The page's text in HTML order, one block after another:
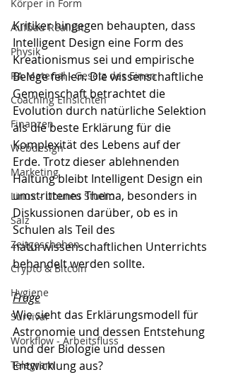
Körper in Form
Aufbau Realität
Physik
RA Material - Gesetz des Einen
Coaching Einsichten
Finanzen
Webdesign
Marketing
Linux - Ubuntu Studio
Salz
Zeitgeschehen
Crypto & Bitcoin
Hygiene
Survival
Workflow - Arbeitsfluss
Telegram
Kritiker hingegen behaupten, dass
Intelligent Design eine Form des
Kreationismus sei und empirische
Belege fehlen. Die wissenschaftliche
Gemeinschaft betrachtet die
Evolution durch natürliche Selektion
als die beste Erklärung für die
Komplexität des Lebens auf der
Erde. Trotz dieser ablehnenden
Haltung bleibt Intelligent Design ein
umstrittenes Thema, besonders in
Diskussionen darüber, ob es in
Schulen als Teil des
naturwissenschaftlichen Unterrichts
behandelt werden sollte.
Frage
Wie sieht das Erklärungsmodell für
Astronomie und dessen Entstehung
und der Biologie und dessen
Entwicklung aus?